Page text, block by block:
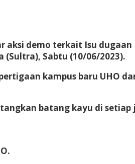
demo terkait Isu
Sabtu (10/06/2023).
kampus baru UHO
batang kayu di